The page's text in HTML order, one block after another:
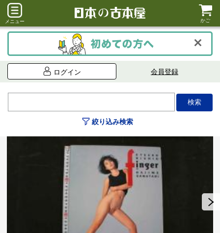
メニュー かご
ログイン 会員登録
絞り込み検索